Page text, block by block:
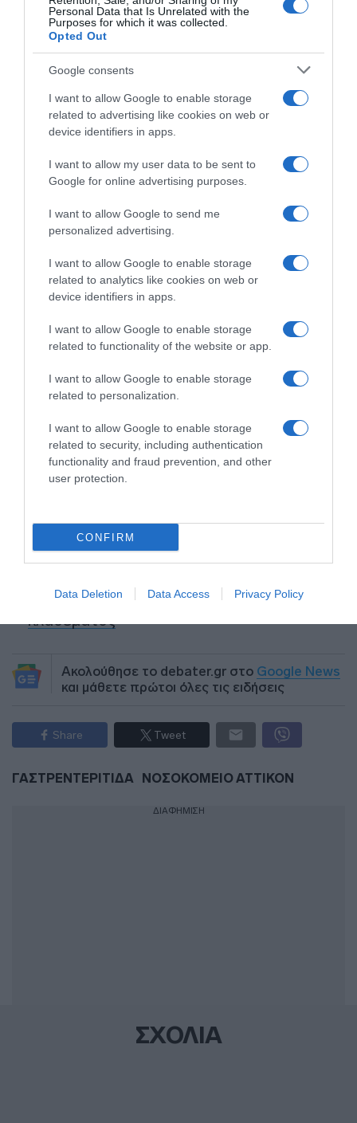
Personal Data that Is Unrelated with the
Purposes for which it was collected.
Opted Out
Google consents
I want to allow Google to enable storage
related to advertising like cookies on web or
device identifiers in apps.
I want to allow my user data to be sent to
Google for online advertising purposes.
I want to allow Google to send me
personalized advertising.
I want to allow Google to enable storage
related to analytics like cookies on web or
device identifiers in apps.
I want to allow Google to enable storage
related to functionality of the website or app.
I want to allow Google to enable storage
related to personalization.
I want to allow Google to enable storage
related to security, including authentication
functionality and fraud prevention, and other
user protection.
CONFIRM
Data Deletion Data Access Privacy Policy
εφημερία του Σάββατου 30
Μαΐου να αποδεσμευτεί το
Αττικόν από το πρόγραμμα
λεκανοπέδιου. Νέες εισαγωγές
και νέα ράντζα σημαίνει
«Αττικόν» δεν αντέχει άλλο.
Προσθήκη ως προτεινόμενη
Ειδήσεις σήμερα
Δείτε τις προσπάθειες χελώνας να
προειδοποίηση των κατοίκων (βίντεο)
Τροχαίο στον Κηφισό – Καθυστερήσεις
στο ρεύμα προς Πειραιά
Μητσοτάκης: “Η ενίσχυση της
παραγωγικής βάσης στρατηγική
εξωστρεφή και ανθεκτική ελληνική
οικονομία”
37χρονος με 4 μαχαίρια και δύο ψαλίδια
κλαδέματος
Ακολούθησε το debater.gr στο Google News
και μάθετε πρώτοι όλες τις ειδήσεις
Share Tweet
ΓΑΣΤΡΕΝΤΕΡΙΤΙΔΑ ΝΟΣΟΚΟΜΕΙΟ ΑΤΤΙΚΟΝ
ΔΙΑΦΗΜΙΣΗ
ΣΧΟΛΙΑ